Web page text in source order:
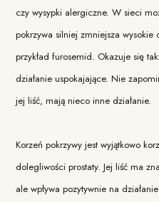
czy wysypki alergiczne. W sieci
pokrzywa silniej zmniejsza
przykład furosemid. Okazuje się
działanie uspokajające. Nie
jej liść, mają nieco inne działanie.
Korzeń pokrzywy jest wyjątkowo
dolegliwości prostaty. Jej liść ma
ale wpływa pozytywnie na